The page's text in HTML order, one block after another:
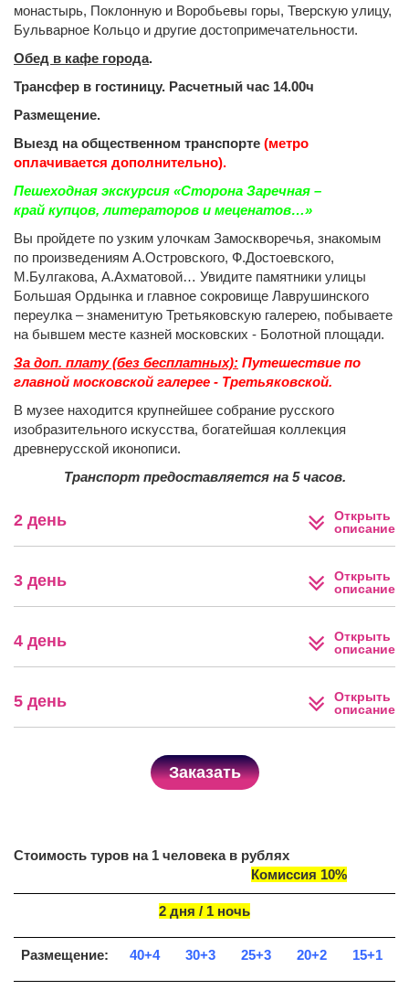
монастырь, Поклонную и Воробьевы горы, Тверскую улицу,
Бульварное Кольцо и другие достопримечательности.
Обед в кафе города.
Трансфер в гостиницу. Расчетный час 14.00ч
Размещение.
Выезд на общественном транспорте (метро
оплачивается дополнительно).
Пешеходная экскурсия «Сторона Заречная –
край купцов, литераторов и меценатов…»
Вы пройдете по узким улочкам Замоскворечья, знакомым
по произведениям А.Островского, Ф.Достоевского,
М.Булгакова, А.Ахматовой… Увидите памятники улицы
Большая Ордынка и главное сокровище Лаврушинского
переулка – знаменитую Третьяковскую галерею, побываете
на бывшем месте казней московских - Болотной площади.
За доп. плату (без бесплатных): Путешествие по
главной московской галерее - Третьяковской.
В музее находится крупнейшее собрание русского
изобразительного искусства, богатейшая коллекция
древнерусской иконописи.
Транспорт предоставляется на 5 часов.
Открыть
описание
2 день
Открыть
описание
3 день
Открыть
описание
4 день
Открыть
описание
5 день
Заказать
Стоимость туров на 1 человека в рублях
Комиссия 10%
2 дня / 1 ночь
Размещение: 40+4 30+3 25+3 20+2 15+1